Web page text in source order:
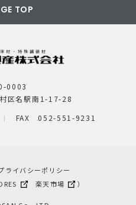
TOP
0003
区名駅南1-17-28
FAX 052-551-9231
ライバシーポリシー
楽天市場 ）